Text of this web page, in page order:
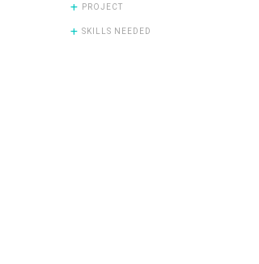
PROJECT
SKILLS NEEDED